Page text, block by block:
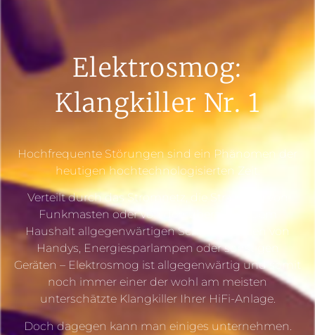
Elektrosmog:
Klangkiller Nr. 1
Hochfrequente Störungen sind ein Phänomen der
heutigen hochtechnologisierten Zeit.
Verteilt durch das Stromnetz, die Strahlung von
Funkmasten oder von den überall in jedem
Haushalt allgegenwärtigen Schaltnetzteilen von
Handys, Energiesparlampen oder sonstigen
Geräten – Elektrosmog ist allgegenwärtig und somit
noch immer einer der wohl am meisten
unterschätzte Klangkiller Ihrer HiFi-Anlage.
Doch dagegen kann man einiges unternehmen.